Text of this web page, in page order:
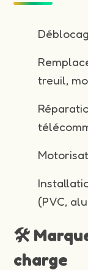
treuil,
(PVC,
🛠️
charge